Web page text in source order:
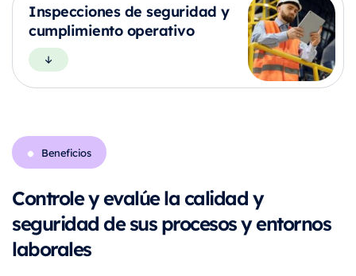
Inspecciones de seguridad y
cumplimiento operativo
Beneficios
Controle y evalúe la calidad y
seguridad de sus procesos y entornos
laborales